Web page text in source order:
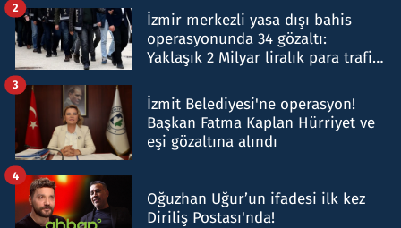
İzmir merkezli yasa dışı bahis
operasyonunda 34 gözaltı:
Yaklaşık 2 Milyar liralık para trafiği
2
İzmit Belediyesi'ne operasyon!
Başkan Fatma Kaplan Hürriyet ve
eşi gözaltına alındı
3
Oğuzhan Uğur’un ifadesi ilk kez
Diriliş Postası'nda!
4